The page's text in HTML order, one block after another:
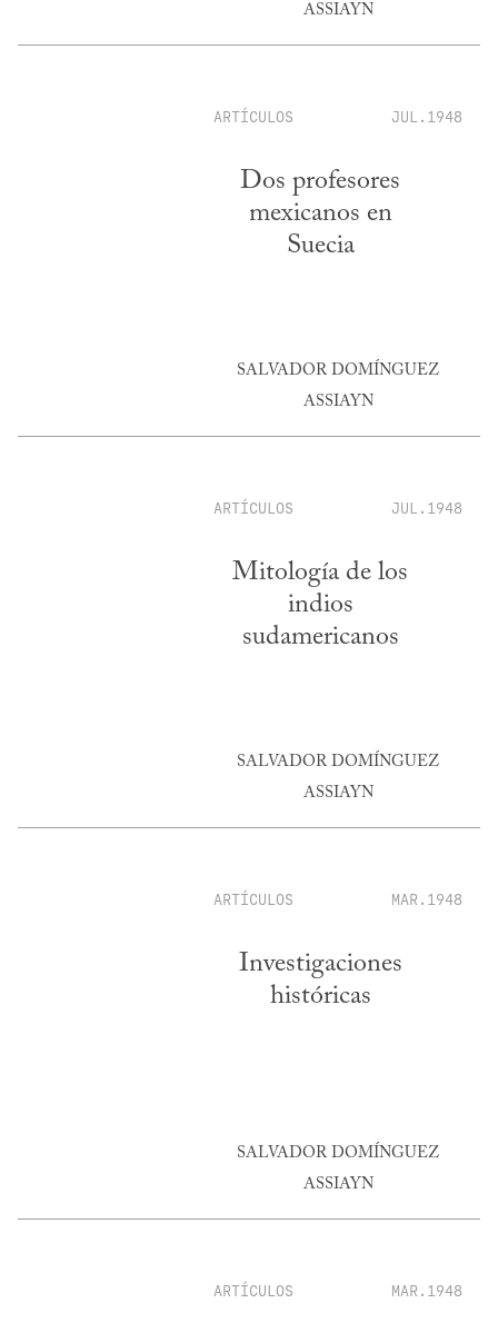
ASSIAYN
ARTÍCULOS JUL.1948
Dos profesores
mexicanos en
Suecia
SALVADOR DOMÍNGUEZ
ASSIAYN
ARTÍCULOS JUL.1948
Mitología de los
indios
sudamericanos
SALVADOR DOMÍNGUEZ
ASSIAYN
ARTÍCULOS MAR.1948
Investigaciones
históricas
SALVADOR DOMÍNGUEZ
ASSIAYN
ARTÍCULOS MAR.1948